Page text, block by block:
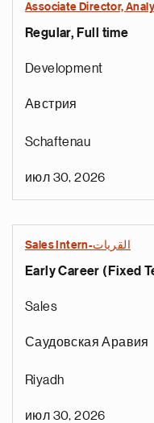
Associate Director,
Regular, Full time
Development
Австрия
Schaftenau
июл 30, 2026
Sales Intern-القريات
Early Career (Fixed
Sales
Саудовская Аравия
Riyadh
июл 30, 2026